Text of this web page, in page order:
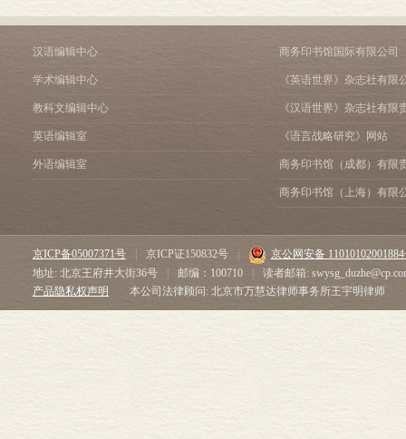
汉语编辑中心
学术编辑中心
教科文编辑中心
英语编辑室
外语编辑室
商务印书馆国际有限公司
《英语世界》杂志社有限
《汉语世界》杂志社有限
《语言战略研究》网站
商务印书馆（成都）有限
商务印书馆（上海）有限
京ICP备05007371号 京ICP证150832号
京公网安备
地址: 北京王府井大街36号
邮编：100710
读者邮箱:
产品隐私权声明
本公司法律顾问: 北京市万慧达律师事务所王宇明律师